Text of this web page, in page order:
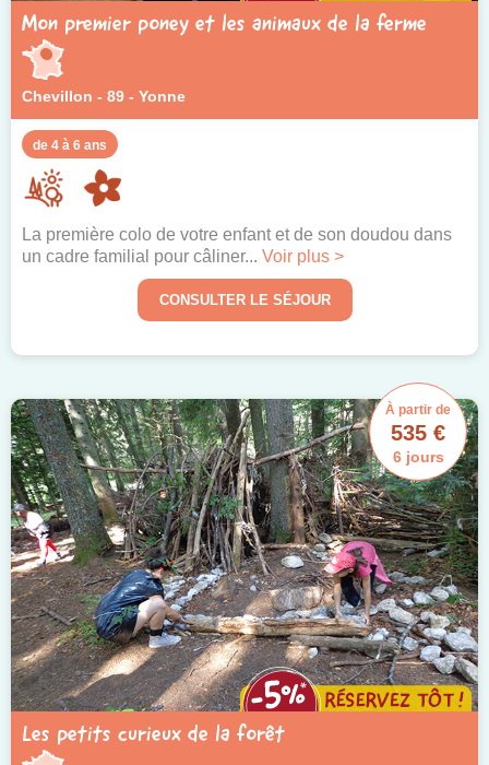
Mon premier poney et les animaux de la ferme
Chevillon - 89 - Yonne
de 4 à 6 ans
La première colo de votre enfant et de son doudou dans
un cadre familial pour câliner... Voir plus >
CONSULTER LE SÉJOUR
Les petits curieux de la forêt
À partir de
535 €
6 jours